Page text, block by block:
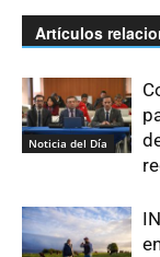
Artículos
Noticia del Día